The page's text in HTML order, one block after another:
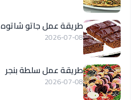
طريقة عمل جاتو شاتوه
2026-07-08
طريقة عمل سلطة بنجر
2026-07-08